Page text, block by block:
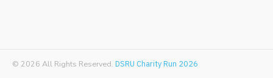
© 2026 All Rights Reserved. DSRU Charity Run 2026